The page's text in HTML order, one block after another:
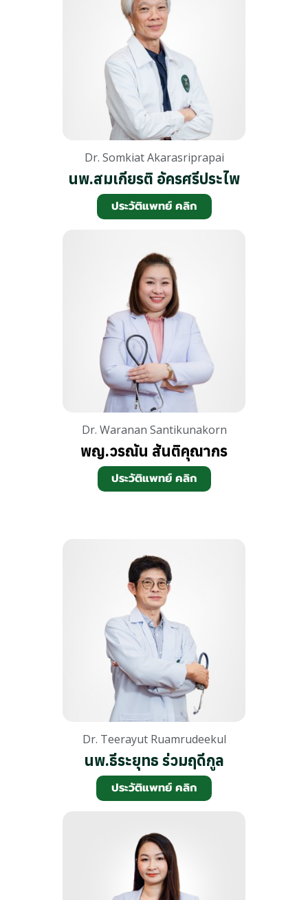
Dr. Somkiat Akarasriprapai
นพ.สมเกียรติ อัครศรีประไพ
ประวัติแพทย์ คลิก
Dr. Waranan Santikunakorn
พญ.วรณัน สันติคุณากร
ประวัติแพทย์ คลิก
Dr. Teerayut Ruamrudeekul
นพ.ธีระยุทธ ร่วมฤดีกูล
ประวัติแพทย์ คลิก